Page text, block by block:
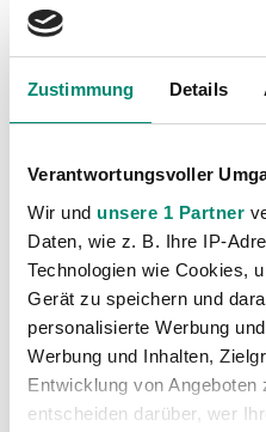
Zustimmung Details
Verantwortungsvoller
Wir und unsere 1 Partner
Daten, wie z. B. Ihre IP-
Technologien wie Cookies,
Gerät zu speichern und
personalisierte Werbung
Werbung und Inhalten,
Entwicklung von Angeboten
entscheiden darüber, wer
Allgemeine News
Damen
Junge Wikinger Ried
Nachwuchs
Profis
Ticketing
Unkategorisiert